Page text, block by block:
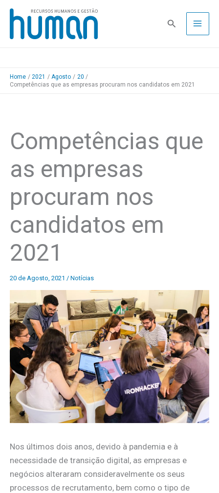
Skip
content
Pesquisa
Home 2021 Agosto
20
Competências que as empresas procuram nos candidatos em 2021
Competências que
as empresas
procuram nos
candidatos em
2021
20 de Agosto, 2021 / Notícias
Nos últimos dois anos, devido à pandemia e à
necessidade de transição digital, as empresas e
negócios alteraram consideravelmente os seus
processos de recrutamento, bem como o tipo de